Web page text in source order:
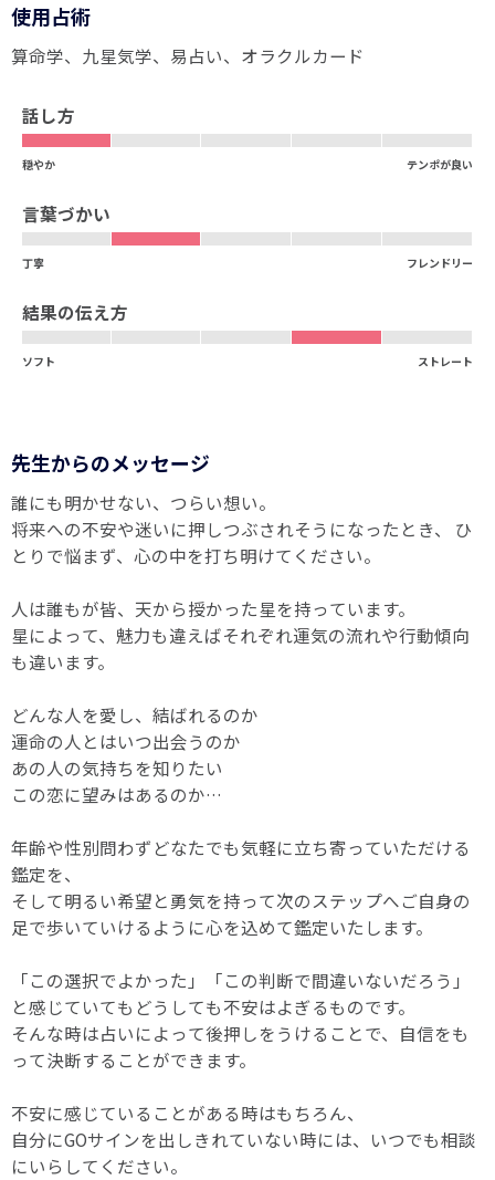
使用占術
算命学 九星気学 易占い オラクルカード
話し方
穏やか テンポが良い
言葉づかい
丁寧 フレンドリー
結果の伝え方
ソフト ストレート
先生からのメッセージ
誰にも明かせない、つらい想い。
将来への不安や迷いに押しつぶされそうになったとき、 ひ
とりで悩まず、心の中を打ち明けてください。
人は誰もが皆、天から授かった星を持っています。
星によって、魅力も違えばそれぞれ運気の流れや行動傾向
も違います。
どんな人を愛し、結ばれるのか
運命の人とはいつ出会うのか
あの人の気持ちを知りたい
この恋に望みはあるのか…
年齢や性別問わずどなたでも気軽に立ち寄っていただける
鑑定を、
そして明るい希望と勇気を持って次のステップへご自身の
足で歩いていけるように心を込めて鑑定いたします。
「この選択でよかった」「この判断で間違いないだろう」
と感じていてもどうしても不安はよぎるものです。
そんな時は占いによって後押しをうけることで、自信をも
って決断することができます。
不安に感じていることがある時はもちろん、
自分にGOサインを出しきれていない時には、いつでも相談
にいらしてください。